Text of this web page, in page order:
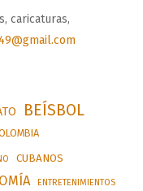
caricaturas,
BEÍSBOL
CUBANOS
ENTRETENIMIENTOS